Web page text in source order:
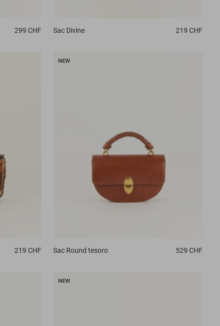
299 CHF Sac Divine 219 CHF
219 CHF
NEW
Sac Round tesoro 529 CHF
NEW